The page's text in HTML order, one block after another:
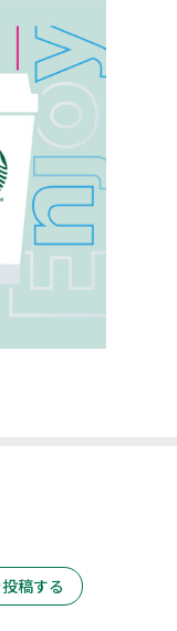
稿する